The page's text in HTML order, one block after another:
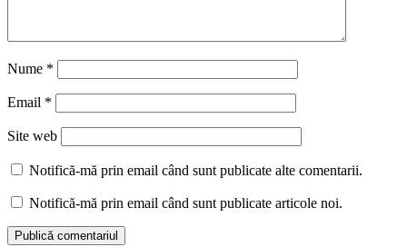
Nume *
Email *
Site web
Notifică-mă prin email când sunt publicate alte comentarii.
Notifică-mă prin email când sunt publicate articole noi.